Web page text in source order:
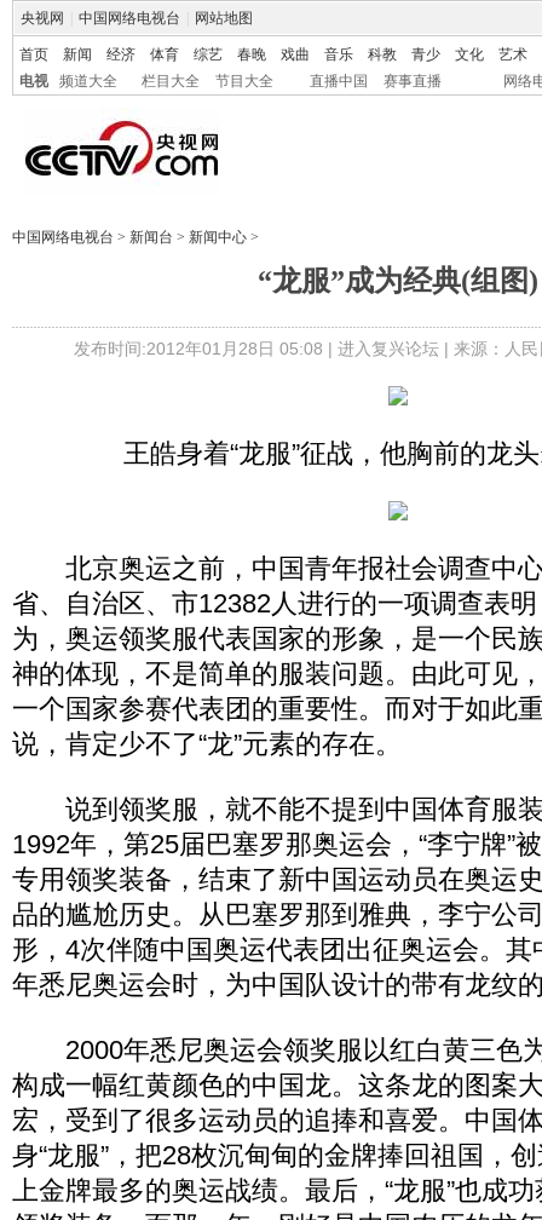
央视网 中国网络电视台 网站地图
首页 新闻 经济 体育 综艺 春晚 戏曲 音乐 科教 青少 文化
艺术
电视
频道大全 栏目大全 节目大全 直播中国 赛事直播 网络
中国网络电视台 > 新闻台 > 新闻中心 >
“龙服”成为经典(组图)
发布时间:2012年01月28日 05:08 | 进入复兴论坛| 来源：人
王皓身着“龙服”征战，他胸前的龙
北京奥运之前，中国青年报社会调查中
省、自治区、市12382人进行的一项调查表
为，奥运领奖服代表国家的形象，是一个民
神的体现，不是简单的服装问题。由此可见
一个国家参赛代表团的重要性。而对于如此
说，肯定少不了“龙”元素的存在。
说到领奖服，就不能不提到中国体育服装
1992年，第25届巴塞罗那奥运会，“李宁牌”
专用领奖装备，结束了新中国运动员在奥运
品的尴尬历史。从巴塞罗那到雅典，李宁公
形，4次伴随中国奥运代表团出征奥运会。
年悉尼奥运会时，为中国队设计的带有龙纹
2000年悉尼奥运会领奖服以红白黄三色
构成一幅红黄颜色的中国龙。这条龙的图案
宏，受到了很多运动员的追捧和喜爱。中国
身“龙服”，把28枚沉甸甸的金牌捧回祖国，
上金牌最多的奥运战绩。最后，“龙服”也成